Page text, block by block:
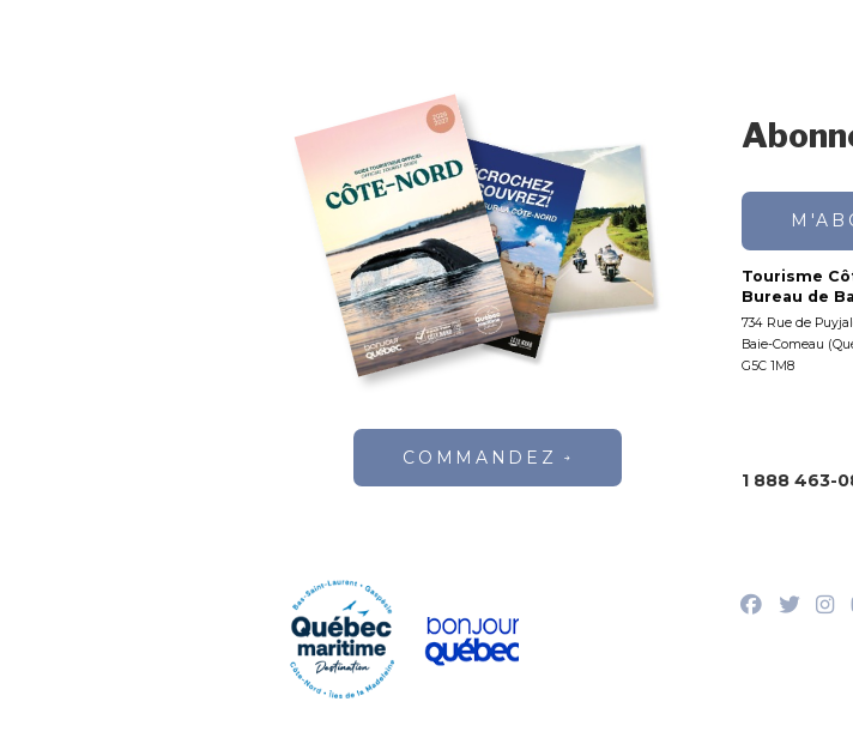
COMMANDEZ
Tourisme
Bureau de
734 Rue de
Baie-Comeau
G5C 1M8
1 888 463-